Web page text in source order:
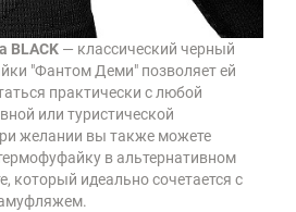
BLACK — классический черный
"Фантом Деми" позволяет ей
практически с любой
или туристической
желании вы также можете
в альтернативном
который идеально сочетается с